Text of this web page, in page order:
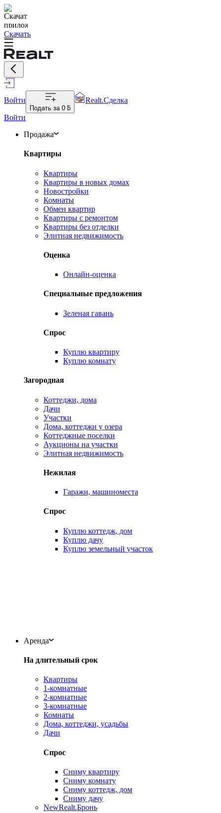
Скачать
Войти
Подать за 0 ƃ
Realt.Сделка
Войти
Продажа
Квартиры
Квартиры
Квартиры в новых домах
Новостройки
Комнаты
Обмен квартир
Квартиры с ремонтом
Квартиры без отделки
Элитная недвижимость
Оценка
Онлайн-оценка
Специальные предложения
Зеленая гавань
Спрос
Куплю квартиру
Куплю комнату
Загородная
Коттеджи, дома
Дачи
Участки
Дома, коттеджи у озера
Коттеджные поселки
Аукционы на участки
Элитная недвижимость
Нежилая
Гаражи, машиноместа
Спрос
Куплю коттедж, дом
Куплю дачу
Куплю земельный участок
Аренда
На длительный срок
Квартиры
1-комнатные
2-комнатные
3-комнатные
Комнаты
Дома, коттеджи, усадьбы
Дачи
Спрос
Сниму квартиру
Сниму комнату
Сниму коттедж, дом
Сниму дачу
NewRealt.Бронь